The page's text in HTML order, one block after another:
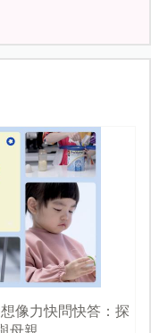
像力快問快答：探